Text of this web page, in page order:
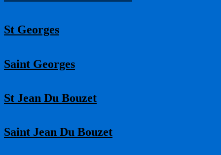
St Georges
Saint Georges
St Jean Du Bouzet
Saint Jean Du Bouzet